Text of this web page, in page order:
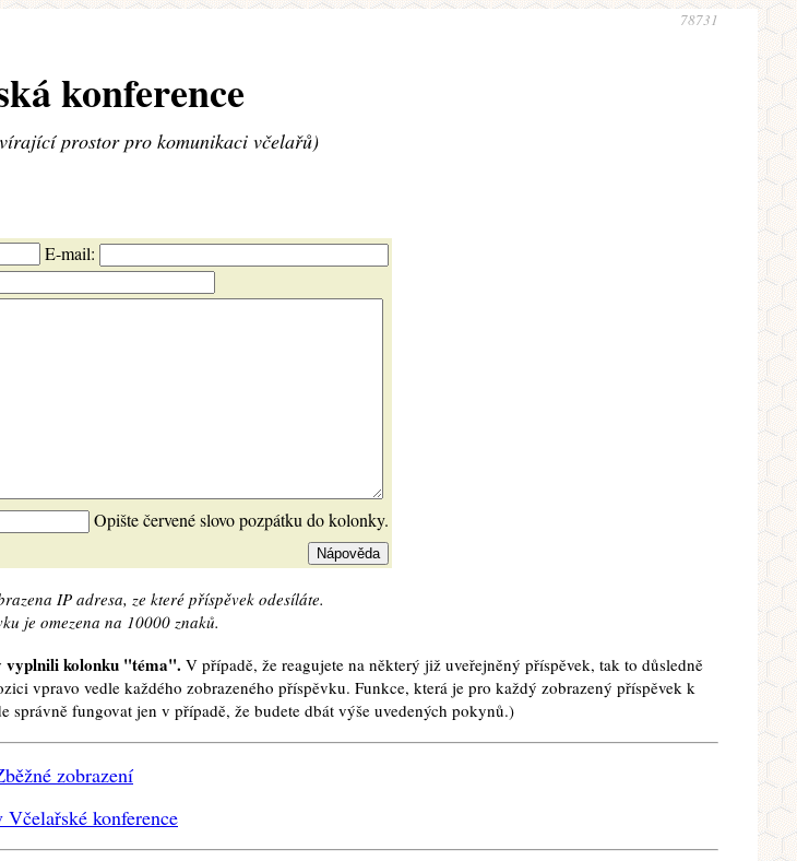
78731
konference
prostor pro komunikaci včelařů)
E-mail:
Opište červené slovo pozpátku do kolonky.
IP adresa, ze které příspěvek odesíláte.
je omezena na 10000 znaků.
vyplnili kolonku "téma". V případě, že reagujete na některý již uveřejněný příspěvek, tak to důsledně
vpravo vedle každého zobrazeného příspěvku. Funkce, která je pro každý zobrazený příspěvek k
správně fungovat jen v případě, že budete dbát výše uvedených pokynů.)
zobrazení
konference